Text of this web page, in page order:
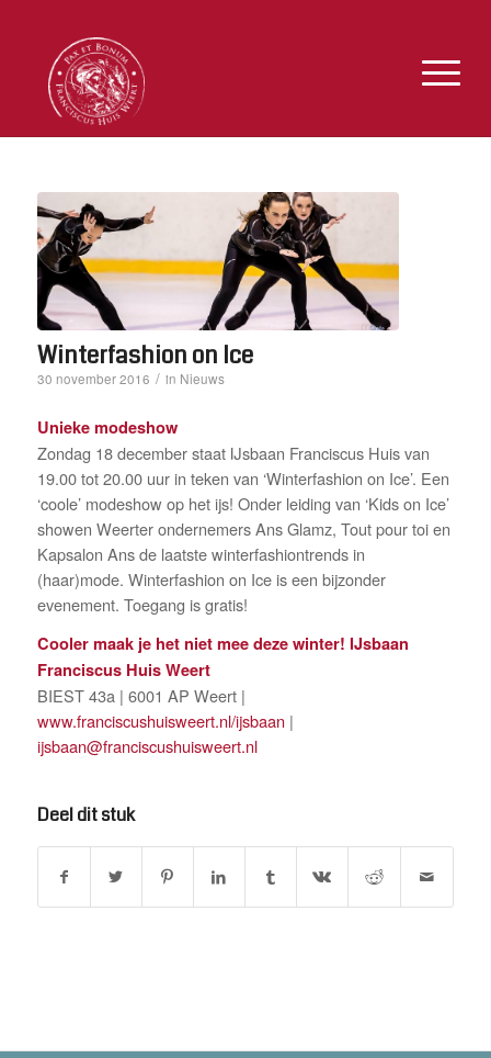
Winterfashion on Ice
30 november 2016 / in Nieuws
Unieke modeshow
Zondag 18 december staat IJsbaan Franciscus Huis van
19.00 tot 20.00 uur in teken van ‘Winterfashion on Ice’. Een
‘coole’ modeshow op het ijs! Onder leiding van ‘Kids on Ice’
showen Weerter ondernemers Ans Glamz, Tout pour toi en
Kapsalon Ans de laatste winterfashiontrends in
(haar)mode. Winterfashion on Ice is een bijzonder
evenement. Toegang is gratis!
Cooler maak je het niet mee deze winter! IJsbaan
Franciscus Huis Weert
BIEST 43a | 6001 AP Weert |
www.franciscushuisweert.nl/ijsbaan|
ijsbaan@franciscushuisweert.nl
Deel dit stuk